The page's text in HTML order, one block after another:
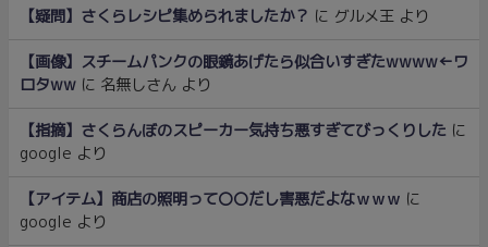
【疑問】さくらレシピ集められましたか？ に グルメ王 より
【画像】スチームパンクの眼鏡あげたら似合いすぎたwwww←ワ
ロタww に 名無しさん より
【指摘】さくらんぼのスピーカー気持ち悪すぎてびっくりした に
google より
【アイテム】商店の照明って〇〇だし害悪だよなｗｗｗ に
google より